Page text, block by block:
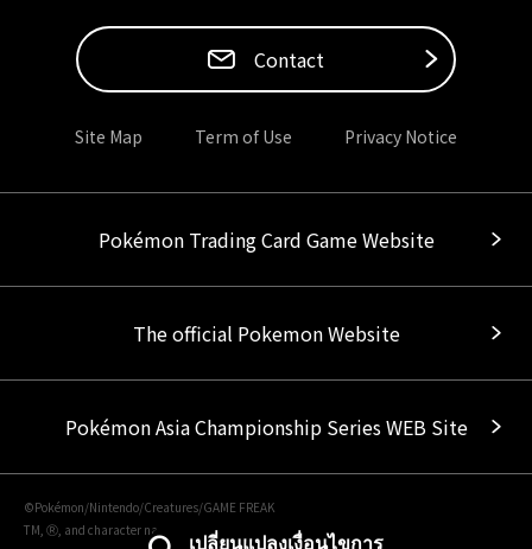
เปลี่ยนแปลงเงื่อนไขการ
Contact
Site Map Term of Use Privacy Notice
Pokémon Trading Card Game Website
The official Pokemon Website
Pokémon Asia Championship Series WEB Site
©Pokémon/Nintendo/Creatures/GAME FREAK
TM, Ⓡ, and character names are trademarks of Nintendo.